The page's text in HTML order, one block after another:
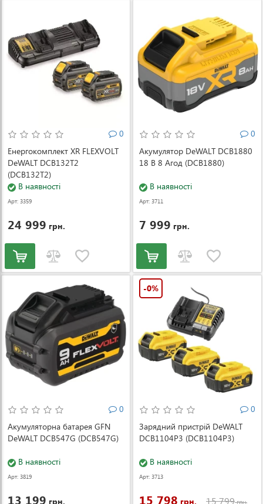
0
Енергокомплект XR FLEXVOLT
DeWALT DCB132T2
(DCB132T2)
В наявності
Арт: 3359
24 999 грн.
0
Акумулятор DeWALT DCB1880
18 В 8 Агод (DCB1880)
В наявності
Арт: 3711
7 999 грн.
0
Акумуляторна батарея GFN
DeWALT DCB547G (DCB547G)
В наявності
Арт: 3819
13 199 грн.
-0%
0
Зарядний пристрій DeWALT
DCB1104P3 (DCB1104P3)
В наявності
Арт: 3713
15 798 грн. 15 799грн.